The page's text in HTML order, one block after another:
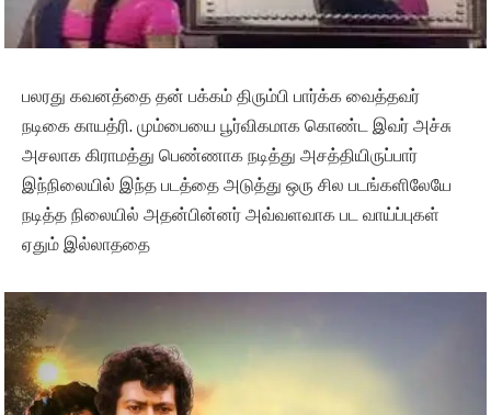
பலரது கவனத்தை தன் பக்கம் திரும்பி பார்க்க வைத்தவர்
நடிகை காயத்ரி. மும்பையை பூர்விகமாக கொண்ட இவர் அச்சு
அசலாக கிராமத்து பெண்ணாக நடித்து அசத்தியிருப்பார்
இந்நிலையில் இந்த படத்தை அடுத்து ஒரு சில படங்களிலேயே
நடித்த நிலையில் அதன்பின்னர் அவ்வளவாக பட வாய்ப்புகள்
ஏதும் இல்லாததை